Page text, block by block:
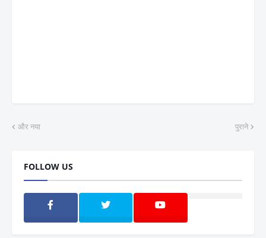
और नया पुराने
FOLLOW US